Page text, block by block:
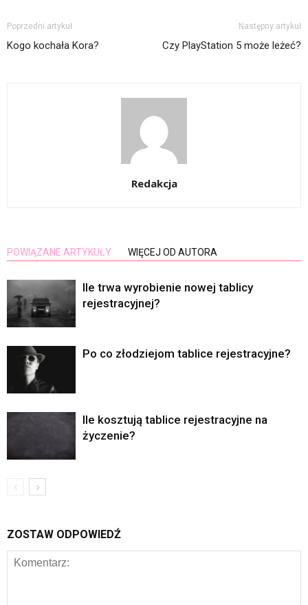
Poprzedni artykuł
Kogo kochała Kora?
Następny artykuł
Czy PlayStation 5 może leżeć?
Redakcja
POWIĄZANE ARTYKUŁY WIĘCEJ OD AUTORA
Ile trwa wyrobienie nowej tablicy
rejestracyjnej?
Po co złodziejom tablice rejestracyjne?
Ile kosztują tablice rejestracyjne na
życzenie?
ZOSTAW ODPOWIEDŹ